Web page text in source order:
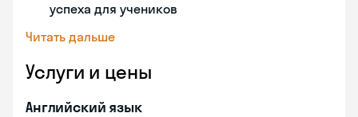
успеха для учеников
Читать дальше
Услуги и цены
Английский язык